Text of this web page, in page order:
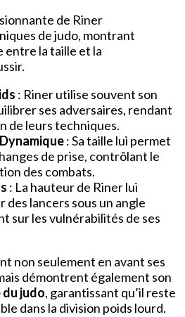
de Riner
de judo, montrant
entre la taille et la
: Riner utilise souvent son
ses adversaires, rendant
de leurs techniques.
: Sa taille lui permet
de prise, contrôlant le
des combats.
: La hauteur de Riner lui
des lancers sous un angle
sur les vulnérabilités de ses
non seulement en avant ses
démontrent également son
judo, garantissant qu’il reste
dans la division poids lourd.